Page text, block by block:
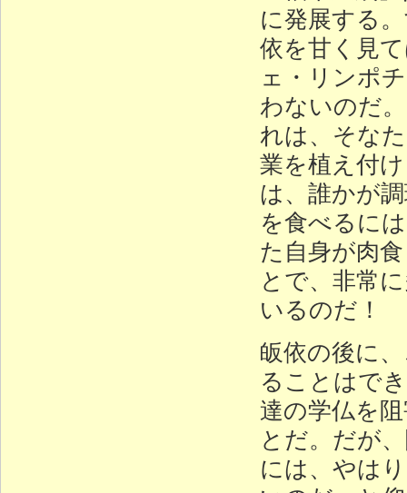
に発展する
依を甘く見
ェ・リンポ
わないのだ
れは、そな
業を植え付
は、誰かが
を食べるに
た自身が肉
とで、非常
いるのだ！
皈依の後に
ることはで
達の学仏を
とだ。だが
には、やは